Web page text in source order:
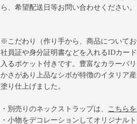
ら、希望配送日等お問い合わせください。
※こだわり（作り手から、商品についてお
社員証や身分証明書などを入れるIDカー
入るポケット付きです。豊富なカラーバ
かさがあり上品なシボが特徴のイタリア
塗り仕上げました。
・別売りのネックストラップは、 こちら
・小物をデコレーションしてオリジナル